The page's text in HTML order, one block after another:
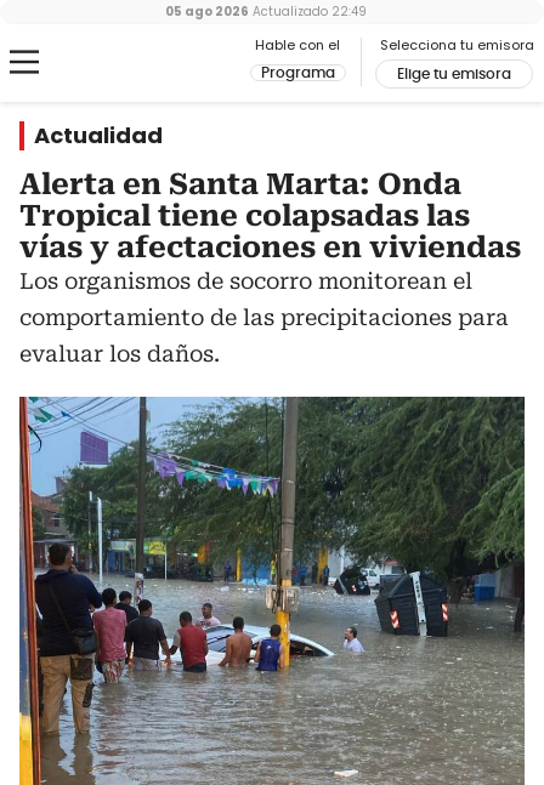
Hable con el
Programa
Selecciona tu emisora
Elige tu emisora
05 ago 2026 Actualizado 22:49
Actualidad
Alerta en Santa Marta: Onda
Tropical tiene colapsadas las
vías y afectaciones en viviendas
Los organismos de socorro monitorean el
comportamiento de las precipitaciones para
evaluar los daños.